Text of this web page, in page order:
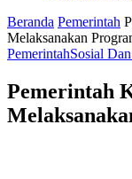
Beranda Pemerintah
Melaksanakan
PemerintahSosial
Pemerintah